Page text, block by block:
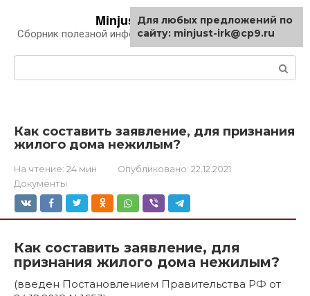
контенту
Minjust-irk.ru
Сборник полезной информации про автомобили
Как составить заявление, для признания
жилого дома нежилым?
На чтение: 24 мин Опубликовано: 22.12.2021
Документы
Как составить заявление, для
признания жилого дома нежилым?
(введен Постановлением Правительства РФ от
Для любых предложений по
сайту: minjust-irk@cp9.ru